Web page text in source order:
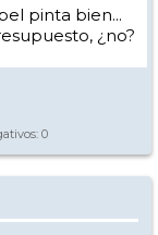
pinta bien...
¿no?
0